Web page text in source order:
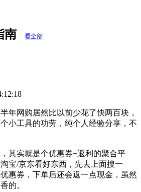
南 看全部
年网购居然比以前少花了快两百块，
小工具的功劳，纯个人经验分享，不
，其实就是个优惠券+返利的聚合平
宝/京东看好东西，先去上面搜一
惠券，下单后还会返一点现金，虽然
的。